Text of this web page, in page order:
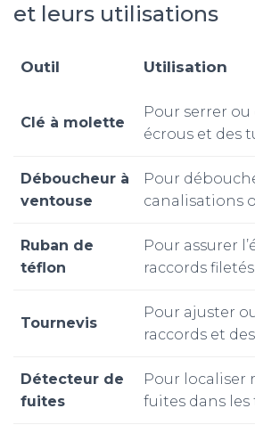
et leurs utilisations
Outil Utilisation
Clé à molette
Pour serrer ou
écrous et des
Déboucheur à
ventouse
Pour
canalisations
Ruban de
téflon
Pour assurer
raccords filetés
Tournevis
Pour ajuster
raccords et
Détecteur de
fuites
Pour localiser
fuites dans les